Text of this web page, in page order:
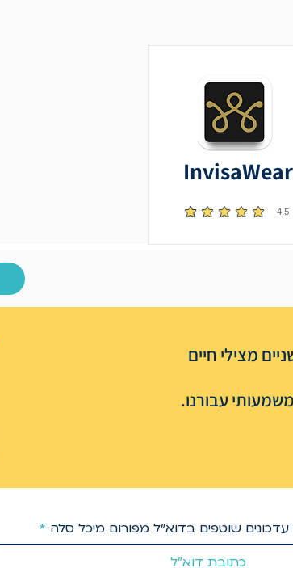
InvisaWear
4.5 הדירוג הממוצא הוא 4.5 מתוך 5
מצילי חיים
עבורנו.
שוטפים בדוא״ל מפורום מיכל סלה